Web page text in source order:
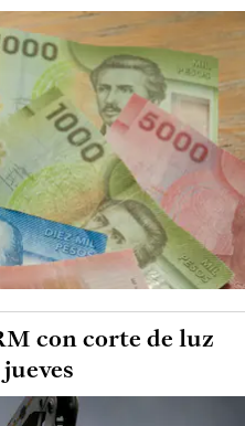
con corte de luz